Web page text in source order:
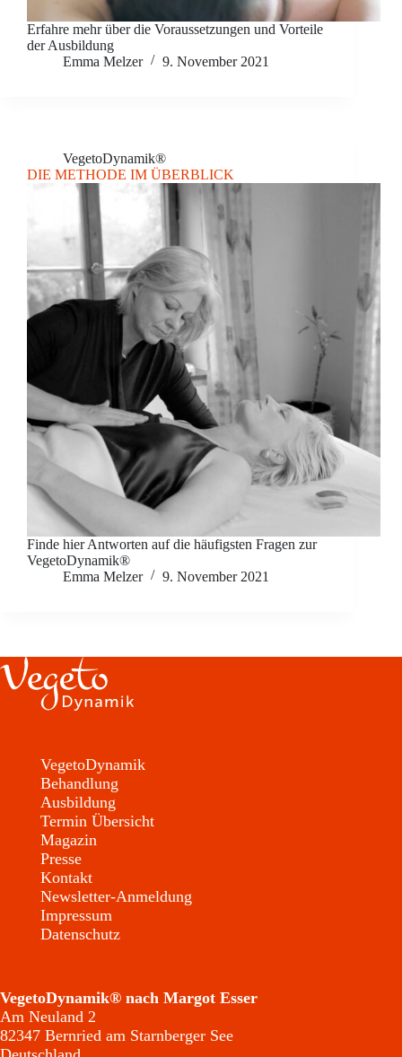
Erfahre mehr über die Voraussetzungen und Vorteile
der Ausbildung
Emma Melzer
9. November 2021
VegetoDynamik®
DIE METHODE IM ÜBERBLICK
Finde hier Antworten auf die häufigsten Fragen zur
VegetoDynamik®
Emma Melzer
9. November 2021
VegetoDynamik
Behandlung
Ausbildung
Termin Übersicht
Magazin
Presse
Kontakt
Newsletter-Anmeldung
Impressum
Datenschutz
VegetoDynamik® nach Margot Esser
Am Neuland 2
82347 Bernried am Starnberger See